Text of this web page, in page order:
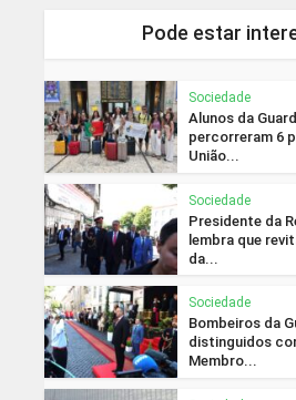
Pode estar
Sociedade
Alunos da
percorreram 6
União...
Sociedade
Presidente da
lembra que
da...
Sociedade
Bombeiros da
distinguidos
Membro...